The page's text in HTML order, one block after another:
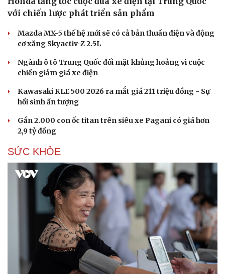
với chiến lược phát triển sản phẩm
Mazda MX-5 thế hệ mới sẽ có cả bản thuần điện và động
cơ xăng Skyactiv-Z 2.5L
Ngành ô tô Trung Quốc đối mặt khủng hoảng vì cuộc
chiến giảm giá xe điện
Kawasaki KLE 500 2026 ra mắt giá 211 triệu đồng - Sự
hồi sinh ấn tượng
Gần 2.000 con ốc titan trên siêu xe Pagani có giá hơn
2,9 tỷ đồng
SỨC KHỎE